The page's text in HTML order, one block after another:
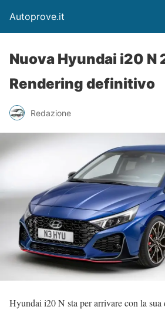
Autoprove.it
Nuova Hyundai i20 N
Rendering definitivo
Redazione
Hyundai i20 N sta per arrivare con la